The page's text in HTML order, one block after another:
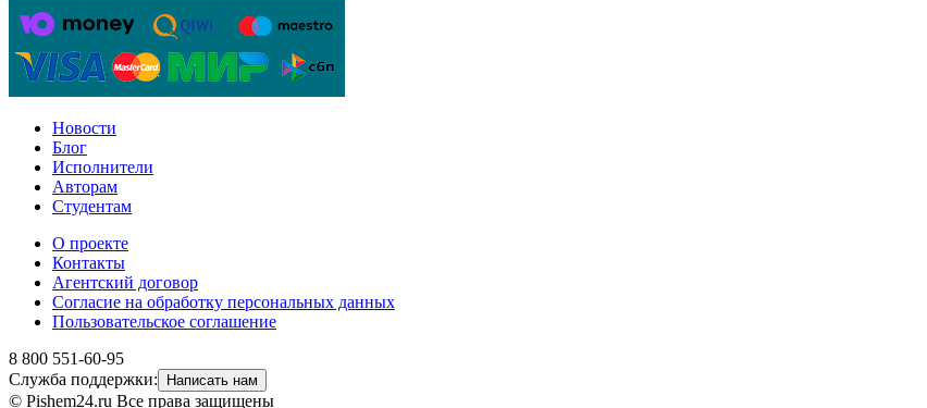
Новости
Блог
Исполнители
Авторам
Студентам
О проекте
Контакты
Агентский договор
Согласие на обработку персональных данных
Пользовательское соглашение
8 800 551-60-95
Служба поддержки:
Написать нам
© Pishem24.ru Все права защищены